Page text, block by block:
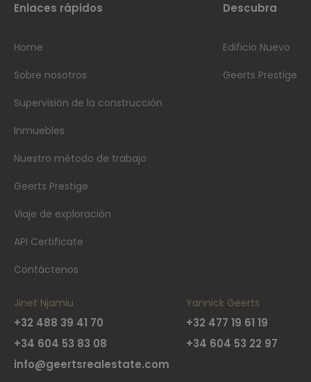
Enlaces rápidos
Home
Sobre nosotros
Supervisión de la construcción
Inmuebles
Nuestro método de trabajo
Geerts Prestige
Viaje de exploración
API Certificate
Contáctenos
Descubra
Edificio Nuevo
Geerts Prestige
Jinet Njamiu
+32 488 39 41 70
+34 604 53 83 08
info@geertsrealestate.com
Yannick Geerts
+32 477 19 61 19
+34 604 53 22 97